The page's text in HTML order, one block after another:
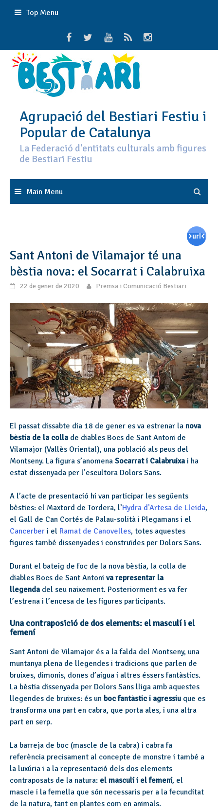
Top Menu
Agrupació del Bestiari Festiu i
Popular de Catalunya
La Federació d'entitats culturals amb figures
de Bestiari Festiu
Main Menu
Sant Antoni de Vilamajor té una
bèstia nova: el Socarrat i Calabruixa
22 de gener de 2020 Premsa i Comunicació Bestiari
El passat dissabte dia 18 de gener es va estrenar la nova
bèstia de la colla de diables Bocs de Sant Antoni de
Vilamajor (Vallès Oriental), una població als peus del
Montseny. La figura s’anomena Socarrat i Calabruixa i ha
estat dissenyada per l’escultora Dolors Sans.
A l’acte de presentació hi van participar les següents
bèsties: el Maxtord de Tordera, l’Hydra d’Artesa de Lleida,
el Gall de Can Cortés de Palau-solità i Plegamans i el
Cancerber i el Ramat de Canovelles, totes aquestes
figures també dissenyades i construïdes per Dolors Sans.
Durant el bateig de foc de la nova bèstia, la colla de
diables Bocs de Sant Antoni va representar la
llegenda del seu naixement. Posteriorment es va fer
l’estrena i l’encesa de les figures participants.
Una contraposició de dos elements: el masculí i el
femení
Sant Antoni de Vilamajor és a la falda del Montseny, una
muntanya plena de llegendes i tradicions que parlen de
bruixes, dimonis, dones d’aigua i altres éssers fantàstics.
La bèstia dissenyada per Dolors Sans lliga amb aquestes
llegendes de bruixes: és un boc fantàstic i agressiu que es
transforma una part en cabra, que porta ales, i una altra
part en serp.
La barreja de boc (mascle de la cabra) i cabra fa
referència precisament al concepte de monstre i també a
la luxúria i a la representació dels dos elements
contraposats de la natura: el masculí i el femení, el
mascle i la femella que són necessaris per a la fecunditat
de la natura, tant en plantes com en animals.